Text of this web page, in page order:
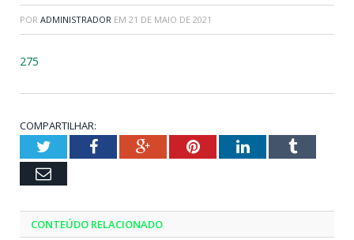
POR ADMINISTRADOR EM 21 DE MAIO DE 2021
275
COMPARTILHAR:
TwitterFacebookGoogle+PinterestLinkedInTumblr
Email
CONTEÚDO RELACIONADO